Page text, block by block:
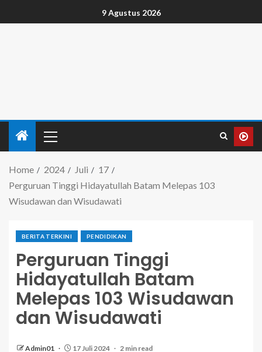
9 Agustus 2026
Home 2024 Juli
17
Perguruan Tinggi Hidayatullah Batam Melepas 103
Wisudawan dan Wisudawati
BERITA TERKINI PENDIDIKAN
Perguruan Tinggi
Hidayatullah Batam
Melepas 103 Wisudawan
dan Wisudawati
Admin01 17 Juli 2024 2 min read